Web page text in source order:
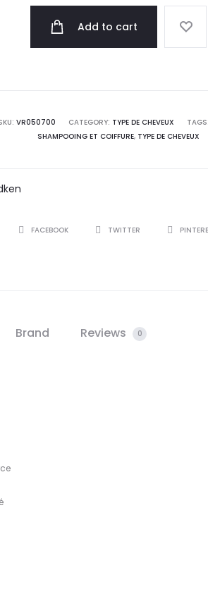
quantity
Add to cart
VR050700 CATEGORY: TYPE DE CHEVEUX TAGS:
SHAMPOOING ET COIFFURE, TYPE DE CHEVEUX
SHAREFACEBOOK TWITTER
Brand Reviews 0